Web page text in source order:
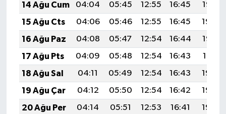
14 Ağu Cum
04:04 05:45 12:55 16:45
19:55
15 Ağu Cts
04:06 05:46 12:55 16:45
19:54
16 Ağu Paz
04:08 05:47 12:54 16:44
19:52
17 Ağu Pts
04:09 05:48 12:54 16:43
19:51
18 Ağu Sal
04:11 05:49 12:54 16:43
19:49
19 Ağu Çar
04:12 05:50 12:54 16:42
19:48
20 Ağu Per
04:14 05:51 12:53 16:41
19:46